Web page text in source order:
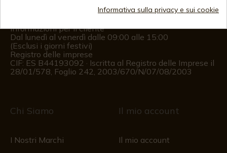
Informazioni per il cliente
Dal lunedì al venerdì dalle 09:00 alle 15:00
(Esclusi i giorni festivi)
Registro delle imprese
CIF: ES B44193092 · Iscritta al Registro delle Imprese il
28/01/578, Foglio 242, 2003/670/N/07/08/2003
Chi Siamo
I Nostri Marchi
Il mio account
Il mio account
Informativa sulla privacy e sui cookie